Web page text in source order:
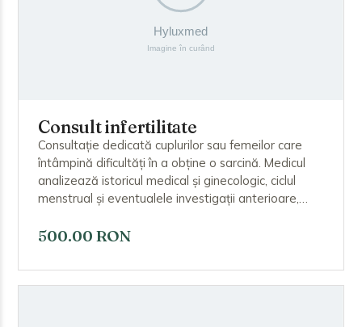
Consult infertilitate
Consultație dedicată cuplurilor sau femeilor care
întâmpină dificultăți în a obține o sarcină. Medicul
analizează istoricul medical și ginecologic, ciclul
menstrual și eventualele investigații anterioare,
teste necesare și stabilește cauzele posibile ale
tratament personalizat.
500.00 RON